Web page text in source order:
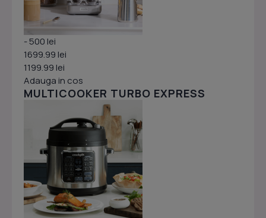
- 500 lei
1699.99 lei
1199.99 lei
Adauga in cos
MULTICOOKER TURBO EXPRESS